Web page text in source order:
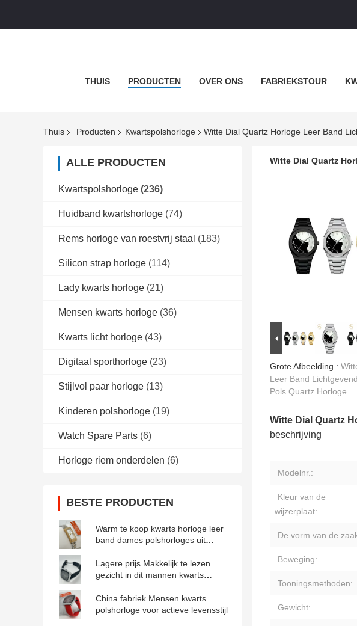
THUIS PRODUCTEN OVER ONS FABRIEKSTOUR
Thuis Producten Kwartspolshorloge Witte Dial Quartz Horloge Leer Band
ALLE PRODUCTEN
Kwartspolshorloge (236)
Huidband kwartshorloge (74)
Rems horloge van roestvrij staal (183)
Silicon strap horloge (114)
Lady kwarts horloge (21)
Mensen kwarts horloge (36)
Kwarts licht horloge (43)
Digitaal sporthorloge (23)
Stijlvol paar horloge (13)
Kinderen polshorloge (19)
Watch Spare Parts (6)
Horloge riem onderdelen (6)
BESTE PRODUCTEN
Warm te koop kwarts horloge leer
band dames polshorloges uit
Lagere prijs Makkelijk te lezen
gezicht in dit mannen kwarts
China fabriek Mensen kwarts
polshorloge voor actieve levensstijl
Witte Dial Quartz
Grote Afbeelding :
Leer Band
Pols Quartz Horloge
Witte Dial Quartz
beschrijving
Modelnr.:
Kleur van de
wijzerplaat:
De vorm van de
Beweging:
Tooningsmethoden:
Gewicht: